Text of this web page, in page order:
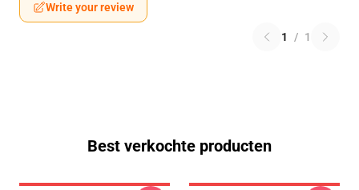
Write your review
1 / 1
Best verkochte producten